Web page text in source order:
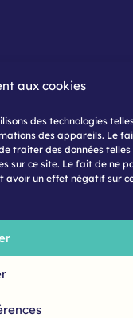
aux cookies
des technologies
des appareils. Le
traiter des données telles
sur ce site. Le fait de ne
avoir un effet négatif sur